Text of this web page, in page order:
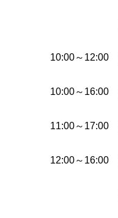
10:00～12:00
10:00～16:00
11:00～17:00
12:00～16:00